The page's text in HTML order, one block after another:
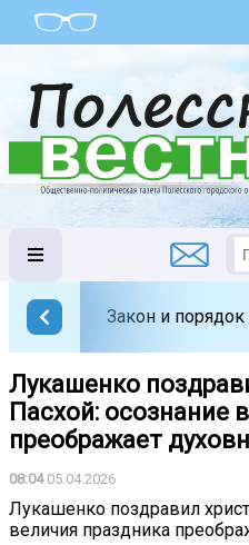
Закон и порядок
Лукашенко
Пасхой: осознание
преображает
08:0405.04.2026
Лукашенко поздравил
величия праздника